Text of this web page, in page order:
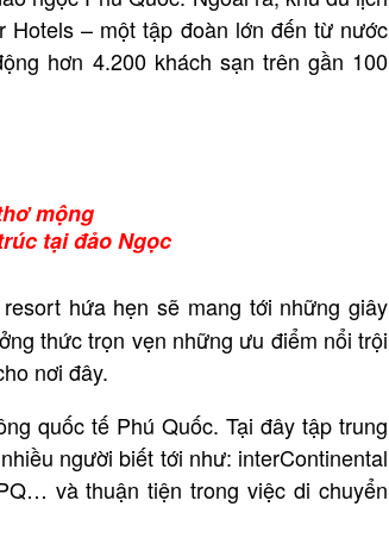
– một tập đoàn lớn đến từ nước
hơn 4.200 khách sạn trên gần 100
mộng
tại đảo Ngọc
hứa hẹn sẽ mang tới những giây
thức trọn vẹn những ưu điểm nổi trội
nơi đây.
quốc tế Phú Quốc. Tại đây tập trung
người biết tới như: interContinental
và thuận tiện trong việc di chuyển